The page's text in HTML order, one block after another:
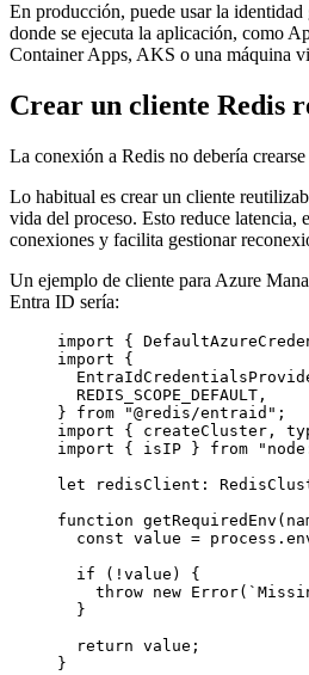
En producción, puede usar la identidad
donde se ejecuta la aplicación, como
Container Apps, AKS o una máquina
Crear un cliente Redis
La conexión a Redis no debería
Lo habitual es crear un cliente
vida del proceso. Esto reduce latencia,
conexiones y facilita gestionar
Un ejemplo de cliente para Azure
Entra ID sería:
import {
import {
REDIS_SCOPE_DEFAULT,
} from "@redis/entraid" ;
import { createCluster,
import { isIP } from
let redisClient :
function getRequiredEnv (
const value =
if ( ! value) {
throw new Error(
}
return value;
}